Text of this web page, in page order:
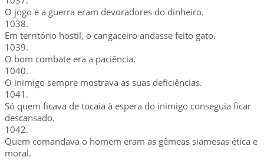
O jogo e a guerra eram devoradores do dinheiro.
1038.
Em território hostil, o cangaceiro andasse feito gato.
1039.
O bom combate era a paciência.
1040.
O inimigo sempre mostrava as suas deficiências.
1041.
Só quem ficava de tocaia à espera do inimigo conseguia ficar
descansado.
1042.
Quem comandava o homem eram as gêmeas siamesas ética e
moral.